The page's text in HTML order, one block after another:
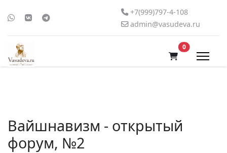
+7(999)797-4-108
admin@vasudeva.ru
0В корзину
Вайшнавизм - открытый
форум, №2